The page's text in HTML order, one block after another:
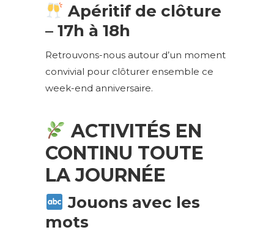
Apéritif de clôture
– 17h à 18h
Retrouvons-nous autour d’un moment
convivial pour clôturer ensemble ce
week-end anniversaire.
ACTIVITÉS EN
CONTINU TOUTE
LA JOURNÉE
Jouons avec les
mots